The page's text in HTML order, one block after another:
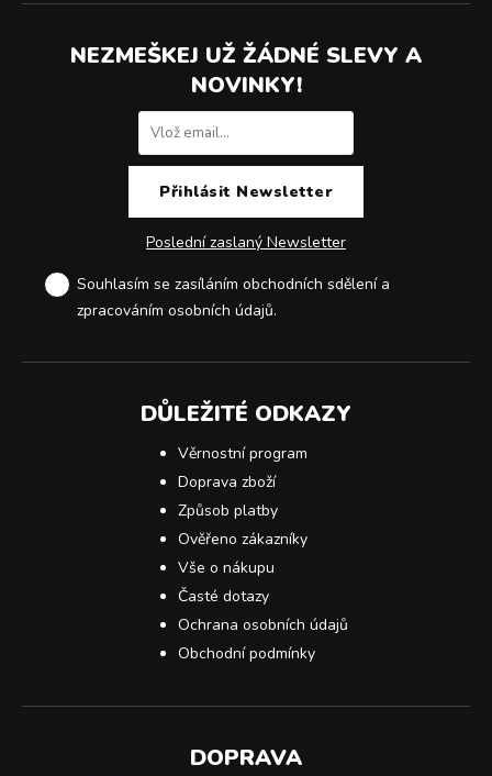
NEZMEŠKEJ UŽ ŽÁDNÉ SLEVY A
NOVINKY!
Poslední zaslaný Newsletter
Souhlasím se zasíláním obchodních sdělení a
zpracováním osobních údajů.
DŮLEŽITÉ ODKAZY
Věrnostní program
Doprava zboží
Způsob platby
Ověřeno zákazníky
Vše o nákupu
Časté dotazy
Ochrana osobních údajů
Obchodní podmínky
DOPRAVA